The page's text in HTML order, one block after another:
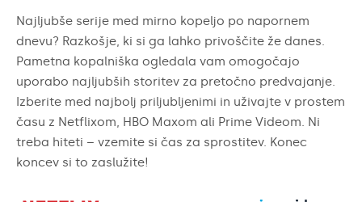
Najljubše serije med mirno kopeljo po napornem
dnevu? Razkošje, ki si ga lahko privoščite že danes.
Pametna kopalniška ogledala vam omogočajo
uporabo najljubših storitev za pretočno predvajanje.
Izberite med najbolj priljubljenimi in uživajte v prostem
času z Netflixom, HBO Maxom ali Prime Videom. Ni
treba hiteti – vzemite si čas za sprostitev. Konec
koncev si to zaslužite!